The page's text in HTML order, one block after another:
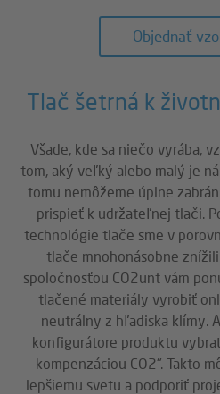
Objednať
Tlač šetrná k
Všade, kde sa niečo vyrába,
tom, aký veľký alebo malý je
tomu nemôžeme úplne
prispieť k udržateľnej tlači.
technológie tlače sme v
tlače mnohonásobne znížili
spoločnosťou CO2unt vám
tlačené materiály vyrobiť
neutrálny z hľadiska klímy.
konfigurátore produktu
kompenzáciou CO2". Takto
lepšiemu svetu a podporiť